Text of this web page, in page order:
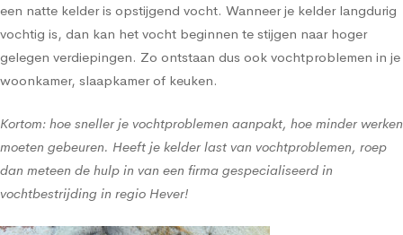
een natte kelder is opstijgend vocht. Wanneer je kelder langdurig
vochtig is, dan kan het vocht beginnen te stijgen naar hoger
gelegen verdiepingen. Zo ontstaan dus ook vochtproblemen in je
woonkamer, slaapkamer of keuken.
Kortom: hoe sneller je vochtproblemen aanpakt, hoe minder werken
moeten gebeuren. Heeft je kelder last van vochtproblemen, roep
dan meteen de hulp in van een firma gespecialiseerd in
vochtbestrijding in regio Hever!